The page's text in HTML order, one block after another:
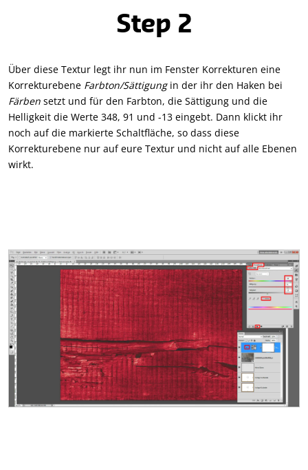
Step 2
Über diese Textur legt ihr nun im Fenster Korrekturen eine
Korrekturebene Farbton/Sättigungin der ihr den Haken bei
Färben setzt und für den Farbton, die Sättigung und die
Helligkeit die Werte 348, 91 und -13 eingebt. Dann klickt ihr
noch auf die markierte Schaltfläche, so dass diese
Korrekturebene nur auf eure Textur und nicht auf alle Ebenen
wirkt.